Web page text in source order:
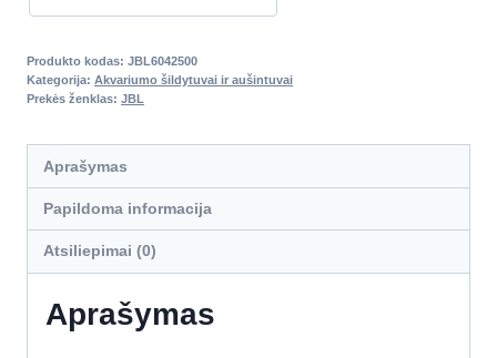
Produkto kodas: JBL6042500
Kategorija: Akvariumo šildytuvai ir aušintuvai
Prekės ženklas: JBL
Aprašymas
Papildoma informacija
Atsiliepimai (0)
Aprašymas